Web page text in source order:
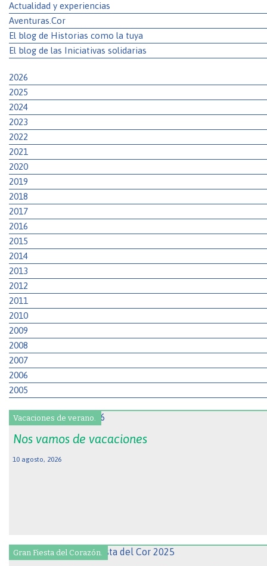
Actualidad y experiencias
Aventuras.Cor
El blog de Historias como la tuya
El blog de las Iniciativas solidarias
2026
2025
2024
2023
2022
2021
2020
2019
2018
2017
2016
2015
2014
2013
2012
2011
2010
2009
2008
2007
2006
2005
Vacaciones de verano.
Nos vamos de vacaciones
10 agosto, 2026
Gran Fiesta del Corazón.